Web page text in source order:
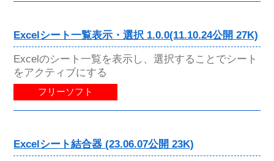
Excelシート一覧表示・選択 1.0.0(11.10.24公開 27K)
Excelのシート一覧を表示し、選択することでシート
をアクティブにする
フリーソフト
Excelシート結合器 (23.06.07公開 23K)